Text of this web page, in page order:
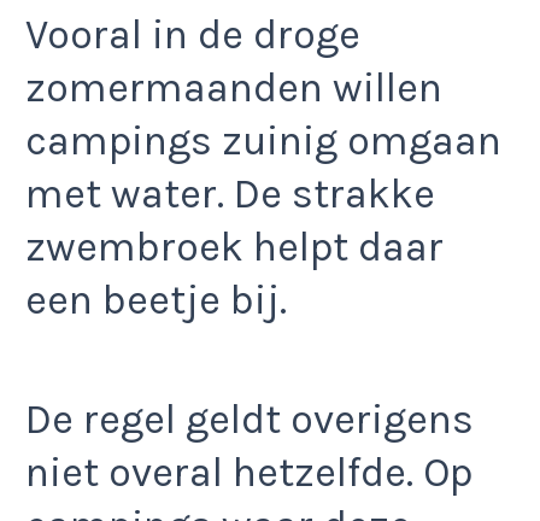
Vooral in de droge
zomermaanden willen
campings zuinig omgaan
met water. De strakke
zwembroek helpt daar
een beetje bij.
De regel geldt overigens
niet overal hetzelfde. Op